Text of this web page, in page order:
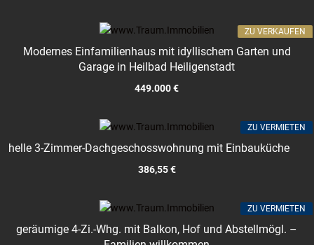
Modernes Einfamilienhaus mit idyllischem Garten und
Garage in Heilbad Heiligenstadt
449.000 €
ZU VERKAUFEN
helle 3-Zimmer-Dachgeschosswohnung mit Einbauküche
386,55 €
ZU VERMIETEN
geräumige 4-Zi.-Whg. mit Balkon, Hof und Abstellmögl. –
ZU VERMIETEN